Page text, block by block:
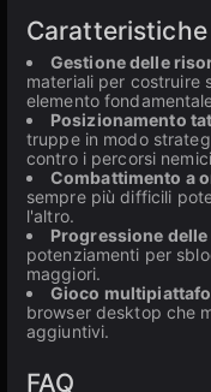
Gestione delle
materiali per costruire
elemento
Posizionamento
truppe in modo
contro i percorsi
Combattimento a
sempre più difficili
l'altro.
Progressione delle
potenziamenti per
maggiori.
Gioco
browser desktop che
aggiuntivi.
FAQ